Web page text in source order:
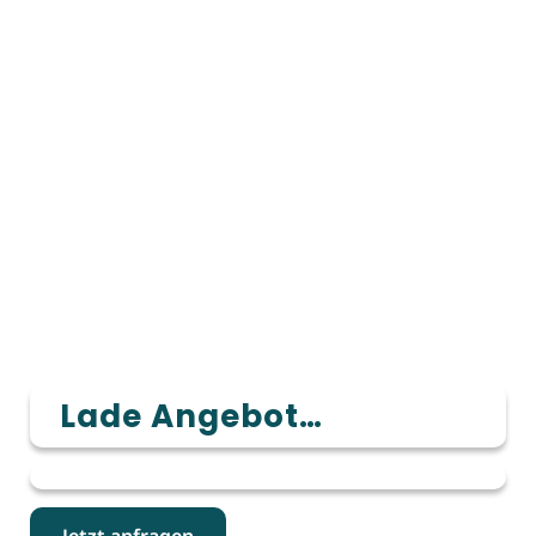
Lade Angebot…